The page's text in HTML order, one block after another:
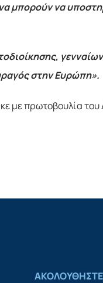
μπορούν να
στην Ευρώπη».
με πρωτοβουλία